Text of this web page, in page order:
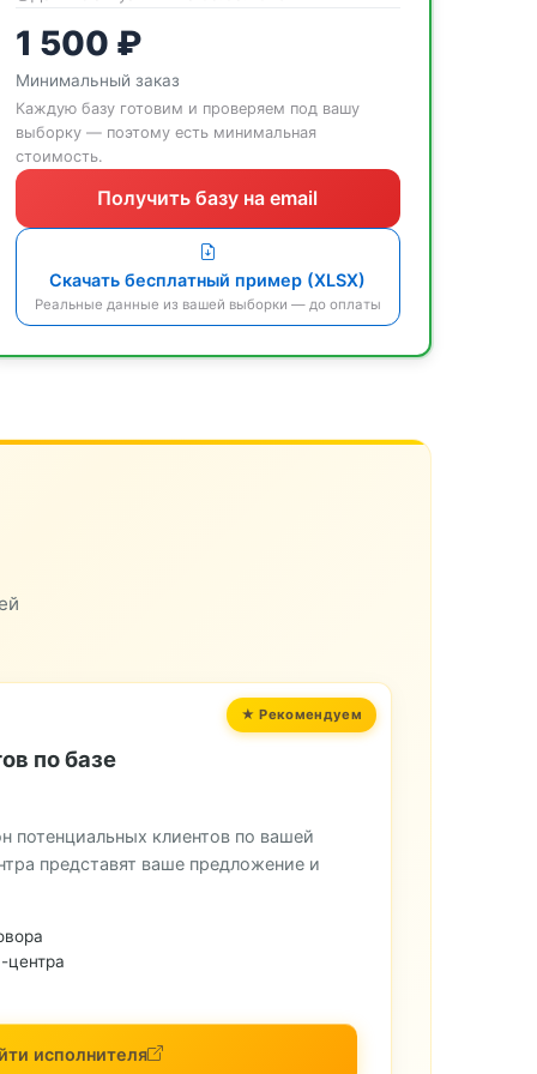
1 500 ₽
Минимальный заказ
Каждую базу готовим и проверяем под вашу
выборку — поэтому есть минимальная
стоимость.
Получить базу на email
Скачать бесплатный пример (XLSX)
Реальные данные из вашей выборки — до оплаты
по базе
потенциальных клиентов по вашей
представят ваше предложение и
центра
исполнителя